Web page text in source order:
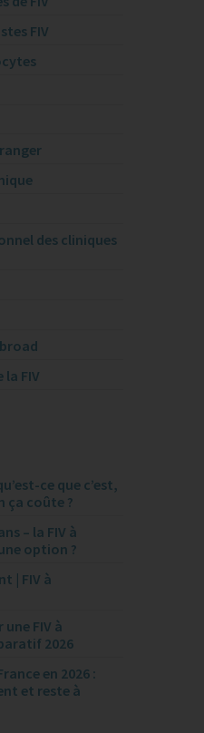
FIV
des cliniques
la FIV
ce que c’est,
ça coûte ?
– la FIV à
option ?
| FIV à
FIV à
2026
en 2026 :
et reste à